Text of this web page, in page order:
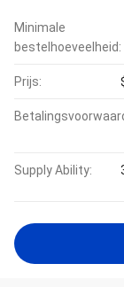
Minimale
bestelhoeveelheid:
Prijs:
Supply Ability: